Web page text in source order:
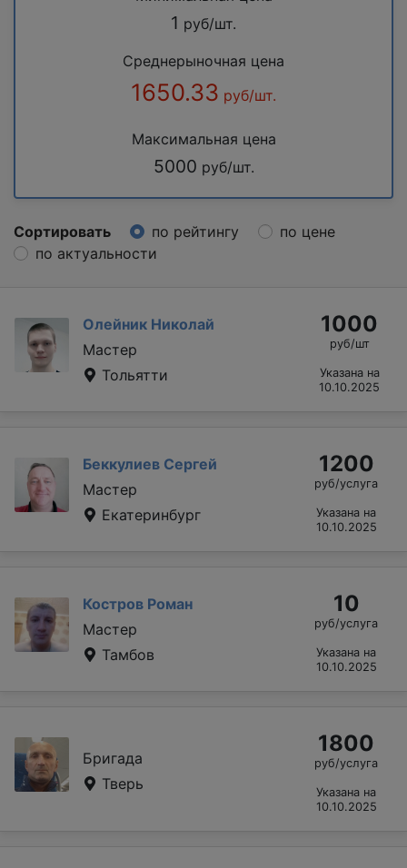
1 руб/шт.
Среднерыночная цена
1650.33 руб/шт.
Максимальная цена
5000 руб/шт.
Сортировать по рейтингу
по цене
по актуальности
Олейник Николай
Мастер
Тольятти
1000
руб/шт
Указана на
10.10.2025
Беккулиев Сергей
Мастер
Екатеринбург
1200
руб/услуга
Указана на
10.10.2025
Костров Роман
Мастер
Тамбов
10
руб/услуга
Указана на
10.10.2025
Бригада
Тверь
1800
руб/услуга
Указана на
10.10.2025